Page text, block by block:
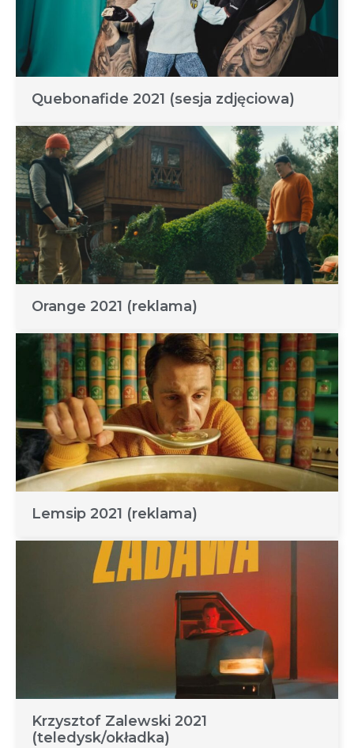
Quebonafide 2021 (sesja zdjęciowa)
Orange 2021 (reklama)
Lemsip 2021 (reklama)
Krzysztof Zalewski 2021
(teledysk/okładka)